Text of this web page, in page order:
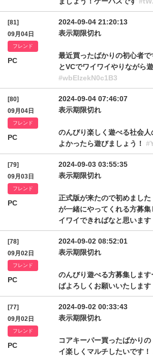
[81]
09月04日
フレンド
PC
2024-09-04 21:20:13
表示期限切れ
最近買ったばかりの初心者
とVCでワイワイやりながら
#wbEIzekN0c1B3
[80]
09月04日
フレンド
PC
2024-09-04 07:46:07
表示期限切れ
のんびり楽しく遊べる社会
よかったら遊びましょう！
[79]
09月03日
フレンド
PC
2024-09-03 03:55:35
表示期限切れ
正式版が来たので初めまし
が一緒にやってくれる方募
イワイできればなと思います
[78]
09月02日
フレンド
PC
2024-09-02 08:52:01
表示期限切れ
のんびり遊べる方募集しま
ばよろしくお願いいたします
[77]
09月02日
フレンド
PC
2024-09-02 00:33:43
表示期限切れ
コアキーパー買ったばかり
イ楽しくマルチしたいです